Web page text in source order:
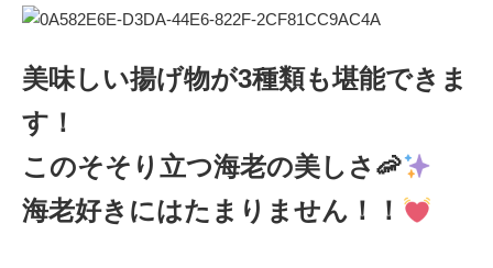
美味しい揚げ物が3種類も堪能できま
す！
このそそり立つ海老の美しさ🦐
海老好きにはたまりません！！